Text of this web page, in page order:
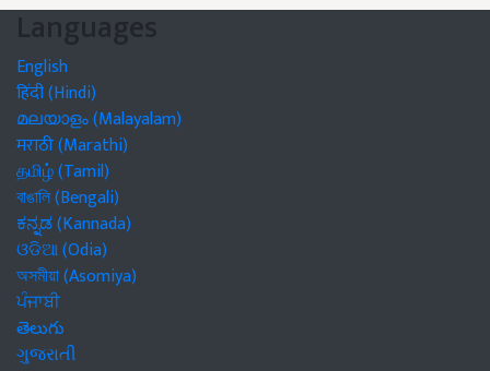
Languages
English
हिंदी (Hindi)
മലയാളം (Malayalam)
मराठी (Marathi)
தமிழ் (Tamil)
বাঙালি (Bengali)
ಕನ್ನಡ (Kannada)
ଓଡିଆ (Odia)
অসমীয়া (Asomiya)
ਪੰਜਾਬੀ
తెలుగు
ગુજરાતી